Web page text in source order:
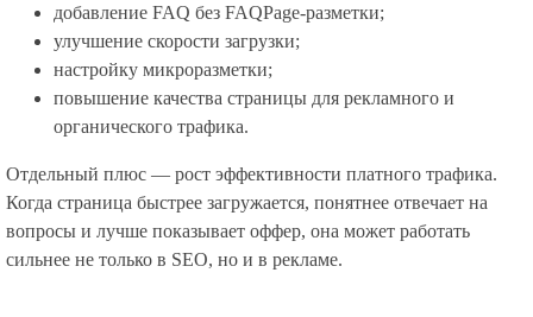
добавление FAQ без FAQPage-разметки;
улучшение скорости загрузки;
настройку микроразметки;
повышение качества страницы для рекламного и
органического трафика.
Отдельный плюс — рост эффективности платного трафика.
Когда страница быстрее загружается, понятнее отвечает на
вопросы и лучше показывает оффер, она может работать
сильнее не только в SEO, но и в рекламе.